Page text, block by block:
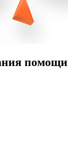
помощи